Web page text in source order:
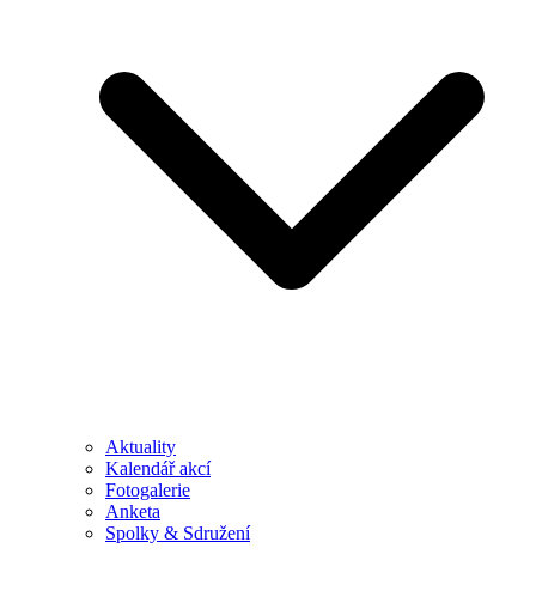
Aktuality
Kalendář akcí
Fotogalerie
Anketa
Spolky & Sdružení